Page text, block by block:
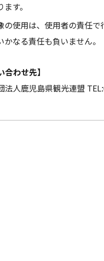
す。
使用は、使用者の責任で
かなる責任も負いません。
合わせ先】
法人鹿児島県観光連盟 TEL: